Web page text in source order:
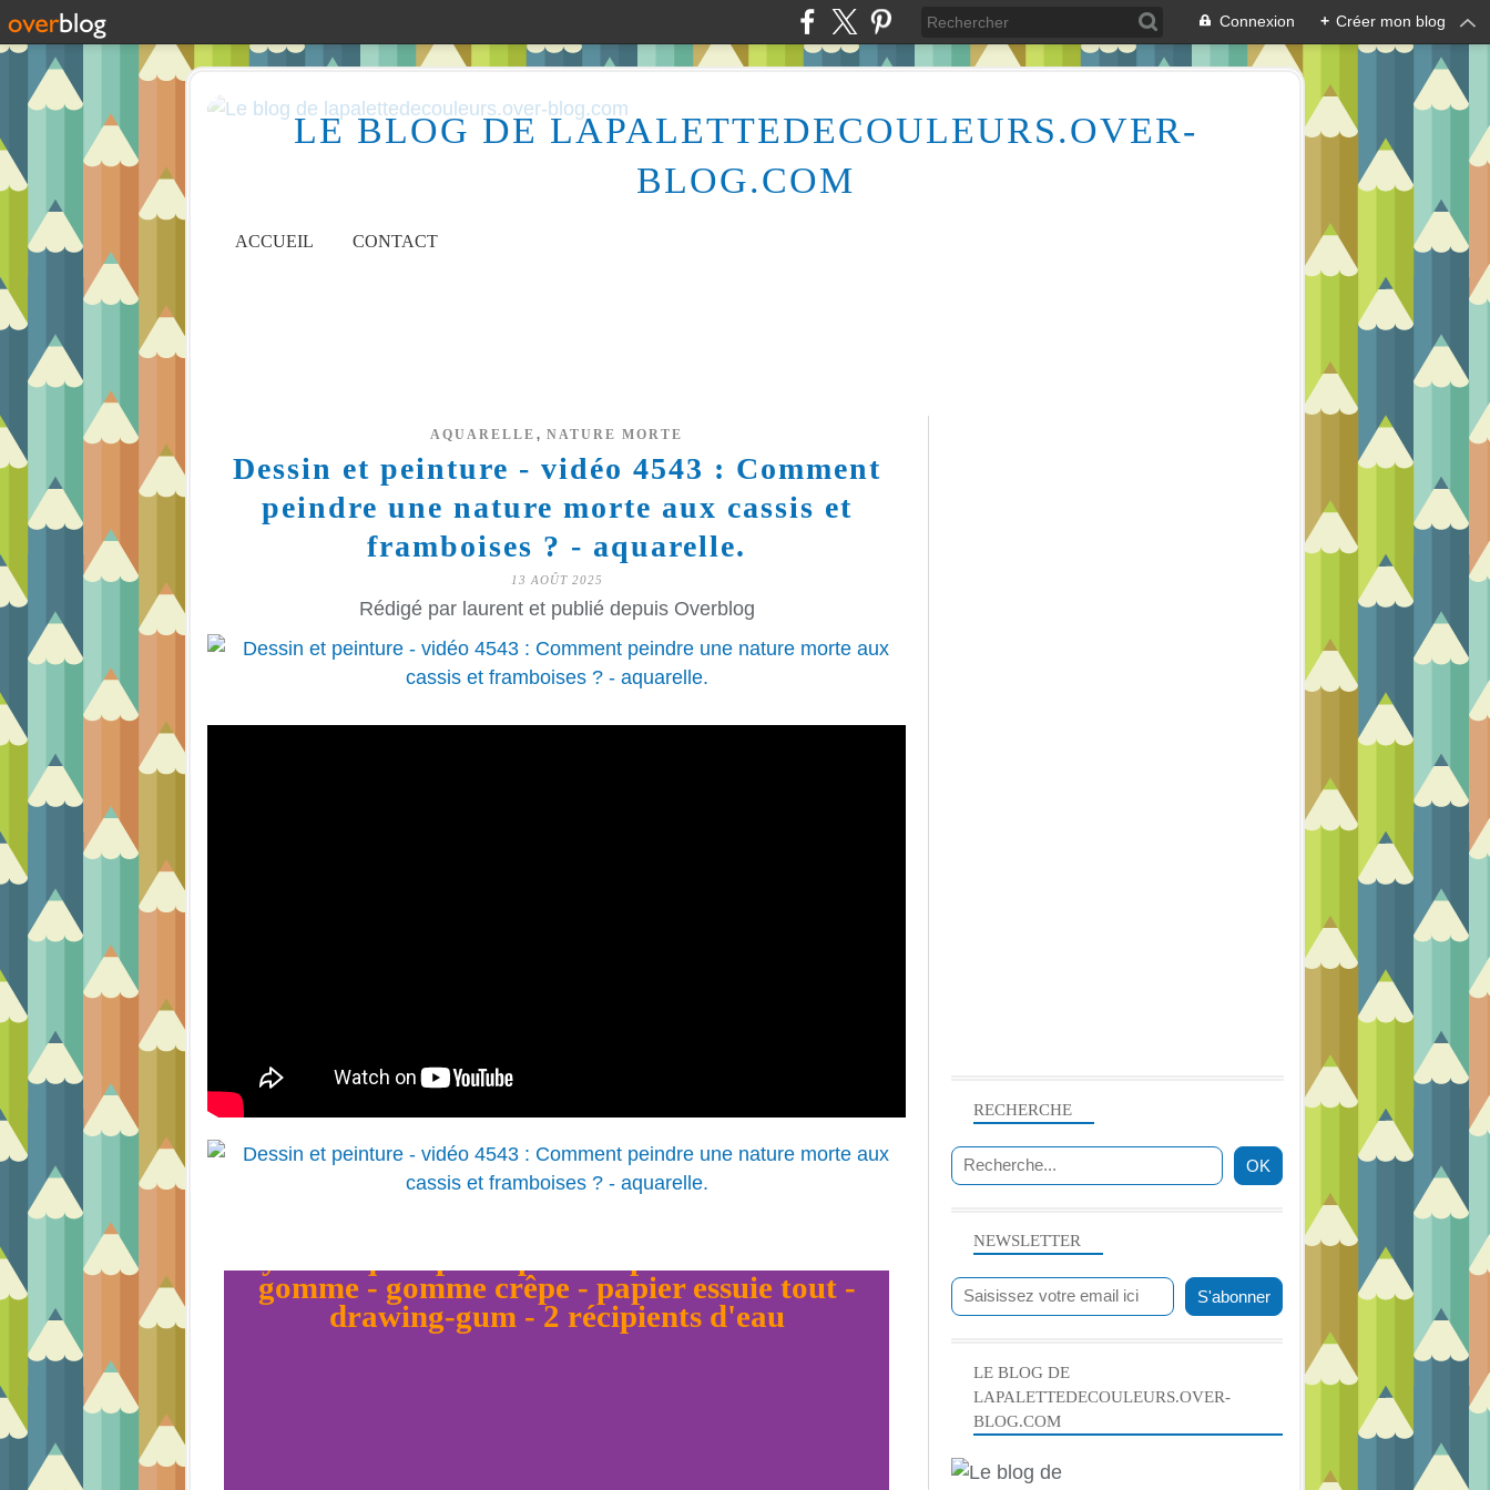
Connexion + Créer mon blog
LE BLOG DE LAPALETTEDECOULEURS.OVER-
BLOG.COM
ACCUEIL CONTACT
AQUARELLE , NATURE MORTE
Dessin et peinture - vidéo 4543 : Comment
peindre une nature morte aux cassis et
framboises ? - aquarelle.
13 AOÛT 2025
Rédigé par laurent et publié depuis Overblog
NEWSLETTER
RECHERCHE
LE BLOG DE
LAPALETTEDECOULEURS.OVER-
BLOG.COM